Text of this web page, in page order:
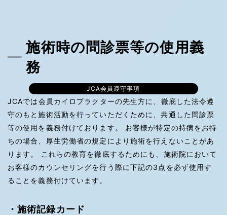
施術時の問診票等の使用義
務
JCA会員遵守事項
JCAでは会員カイロプラクターの先生方に、徹底した法令遵
守のもと施術活動を行っていただくために、共通した問診票
等の使用を義務付けております。 お客様が特定の持病をお持
ちの場合、厚生労働省の規定により施術を行えないことがあ
ります。 これらの教育を徹底するためにも、施術院において
お客様のカウンセリングを行う際に下記の3点を必ず使用す
ることを義務付けています。
・施術記録カード